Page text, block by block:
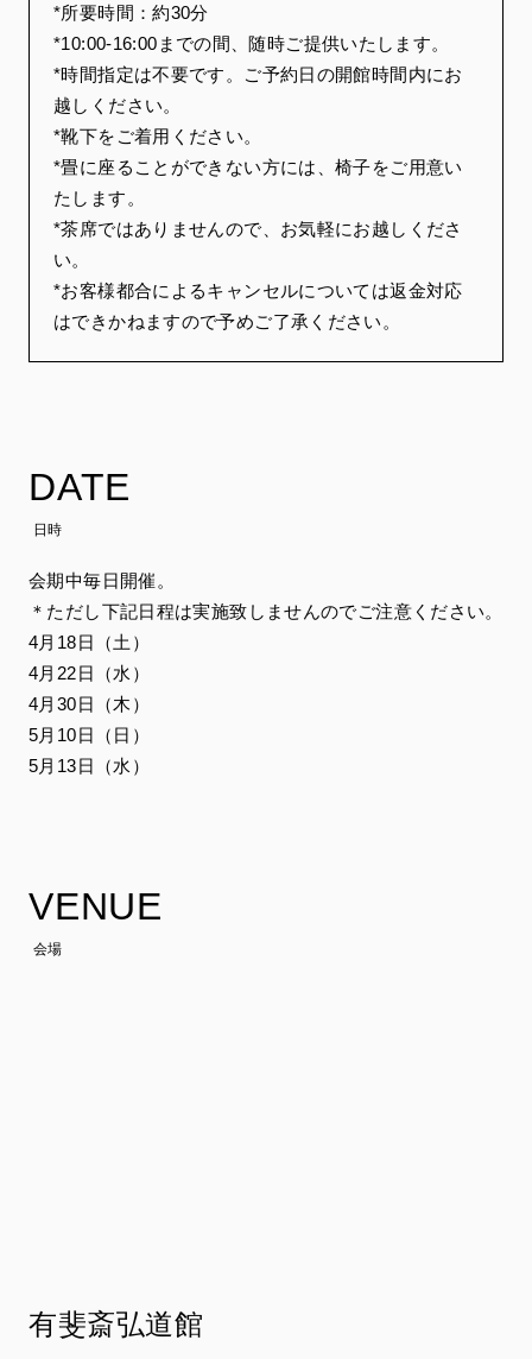
*所要時間：約30分
*10:00-16:00までの間、随時ご提供いたします。
*時間指定は不要です。ご予約日の開館時間内にお
越しください。
*靴下をご着用ください。
*畳に座ることができない方には、椅子をご用意い
たします。
*茶席ではありませんので、お気軽にお越しくださ
い。
*お客様都合によるキャンセルについては返金対応
はできかねますので予めご了承ください。
DATE
日時
会期中毎日開催。
＊ただし下記日程は実施致しませんのでご注意ください。
4月18日（土）
4月22日（水）
4月30日（木）
5月10日（日）
5月13日（水）
VENUE
会場
有斐斎弘道館